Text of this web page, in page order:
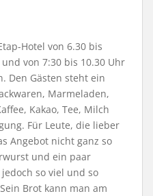
Hotel von 6.30 bis
von 7:30 bis 10.30 Uhr
Den Gästen steht ein
Marmeladen,
Kakao, Tee, Milch
Für Leute, die lieber
Angebot nicht ganz so
und ein paar
jedoch so viel und so
Brot kann man am